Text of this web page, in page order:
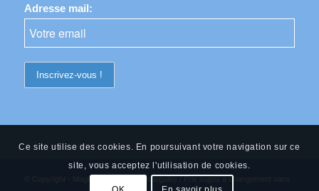
Adresse mail:
Mentions légales / Prix sujets à changement sans
Ce site utilise des cookies. En poursuivant votre navigation sur ce
site, vous acceptez l'utilisation de cookies.